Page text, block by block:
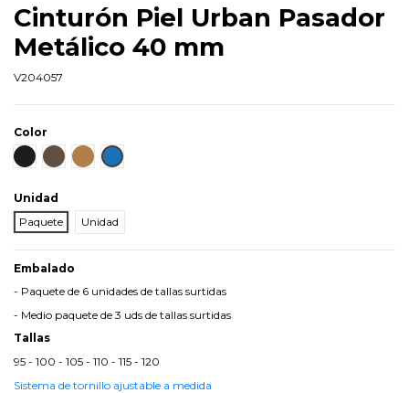
Cinturón Piel Urban Pasador
Metálico 40 mm
V204057
Color
Negro
Marrón Cuero Azul
Unidad
Paquete
Unidad
Embalado
- Paquete de 6 unidades de tallas surtidas
- Medio paquete de 3 uds de tallas surtidas
Tallas
95 - 100 - 105 - 110 - 115 - 120
Sistema de tornillo ajustable a medida